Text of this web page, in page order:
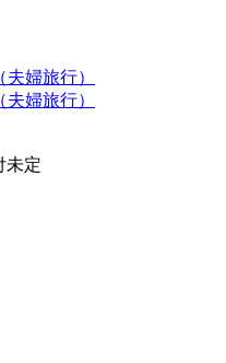
婦旅行）
婦旅行）
未定